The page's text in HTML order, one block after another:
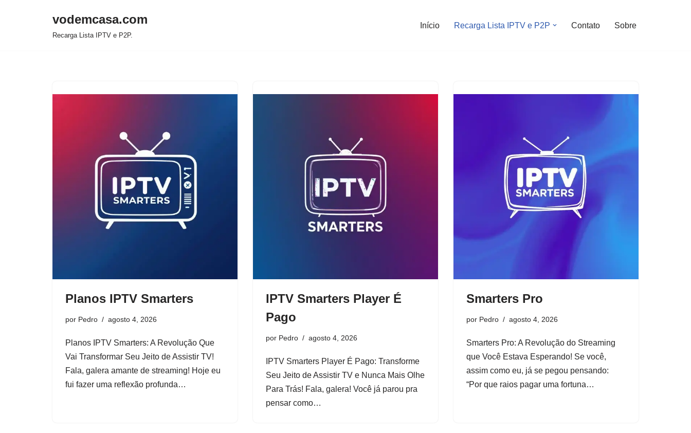
vodemcasa.com
Recarga Lista IPTV e P2P.
Início Recarga Lista IPTV e P2P Contato Sobre
Planos IPTV Smarters
por Pedro agosto 4, 2026
Planos IPTV Smarters: A Revolução Que
Vai Transformar Seu Jeito de Assistir TV!
Fala, galera amante de streaming! Hoje eu
fui fazer uma reflexão profunda…
IPTV Smarters Player É
Pago
por Pedro agosto 4, 2026
IPTV Smarters Player É Pago: Transforme
Seu Jeito de Assistir TV e Nunca Mais Olhe
Para Trás! Fala, galera! Você já parou pra
pensar como…
Smarters Pro
por Pedro agosto 4, 2026
Smarters Pro: A Revolução do Streaming
que Você Estava Esperando! Se você,
assim como eu, já se pegou pensando:
“Por que raios pagar uma fortuna…